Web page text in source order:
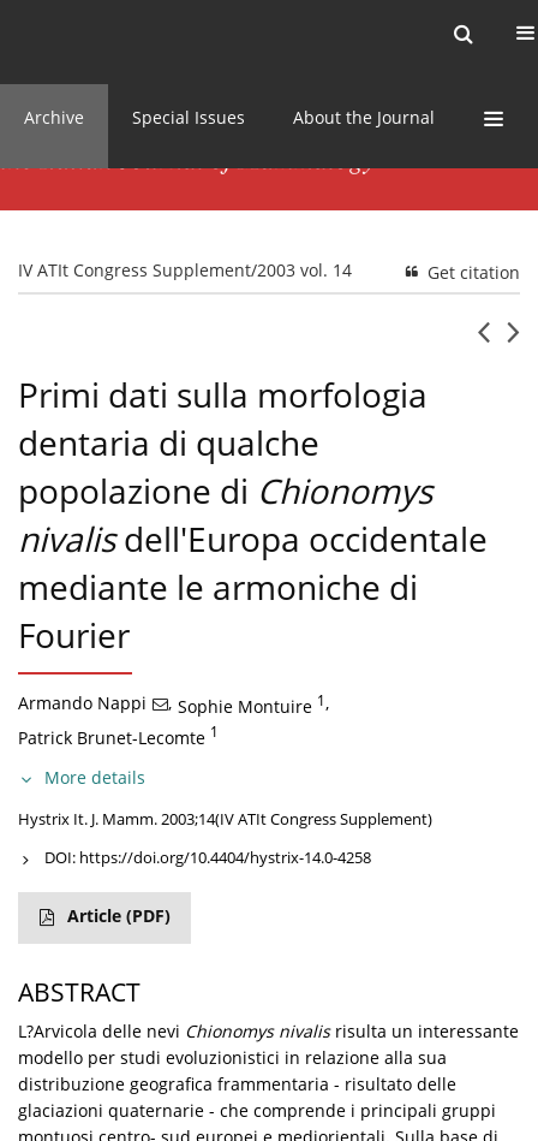
Archive Special Issues About the Journal
IV ATIt Congress Supplement/2003 vol. 14 Get citation
Primi dati sulla morfologia
dentaria di qualche
popolazione di Chionomys
nivalisdell'Europa occidentale
mediante le armoniche di
Fourier
Armando Nappi , Sophie Montuire 1,
Patrick Brunet-Lecomte 1
More details
Hystrix It. J. Mamm. 2003;14(IV ATIt Congress Supplement)
DOI: https://doi.org/10.4404/hystrix-14.0-4258
Article (PDF)
ABSTRACT
L?Arvicola delle nevi Chionomys nivalisrisulta un interessante
modello per studi evoluzionistici in relazione alla sua
distribuzione geografica frammentaria - risultato delle
glaciazioni quaternarie - che comprende i principali gruppi